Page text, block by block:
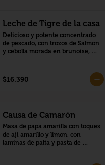
Leche de Tigre de la casa
Delicioso y potente concentrado
de pescado, con trozos de Salmon
y cebolla morada en brunoise,
crocantes, trozo de camote y
choclo peruano.
$16.390
Causa de Camarón
Masa de papa amarilla con toques
de aji amarillo y limon, con
laminas de palta y pasta de